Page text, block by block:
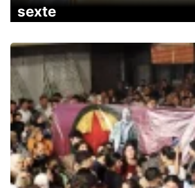
sexte